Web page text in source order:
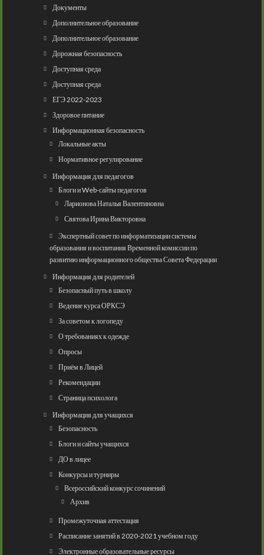
Документы
Дополнительное образование
Дополнительное образование
Дорожная безопасность
Доступная среда
Доступная среда
ЕГЭ 2022-2023
Здоровое питание
Информационная безопасность
Локальные акты
Нормативное регулирование
Информация для педагогов
Блоги и Web-сайты педагогов
Ларионова Наталья Валентиновна
Святова Ирина Викторовна
Экспертный совет по информатизации системы
образования и воспитания Временной комиссии по
развитию информационного общества Совета Федерации
Информация для родителей
Безопасный путь в школу
Ведение курса ОРКСЭ
За советом к логопеду
О требованиях к одежде
Опросы
Приём в Лицей
Рекомендации
Страница психолога
Информация для учащихся
Безопасность
Блоги и сайты учащихся
ДО в лицее
Конкурсы и турниры
Всероссийский конкурс сочинений
Архив
Промежуточная аттестация
Расписание занятий в 2020-2021 учебном году
Электронные образовательные ресурсы